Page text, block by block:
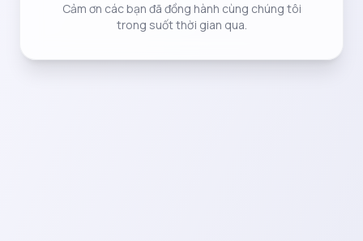
Cảm ơn các bạn đã đồng hành cùng chúng tôi
trong suốt thời gian qua.